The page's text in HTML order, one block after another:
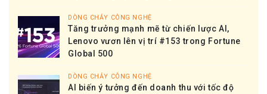
DÒNG CHẢY CÔNG NGHỆ
Tăng trưởng mạnh mẽ từ chiến lược AI,
Lenovo vươn lên vị trí #153 trong Fortune
Global 500
DÒNG CHẢY CÔNG NGHỆ
AI biến ý tưởng đến doanh thu với tốc độ